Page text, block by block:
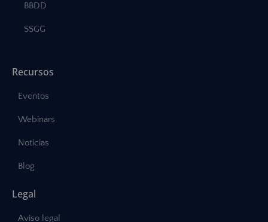
BBDD
SSGG
Recursos
Eventos
Webinars
Noticias
Blog
Legal
Aviso legal